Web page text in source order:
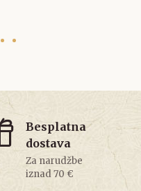
Besplatna
dostava
Za narudžbe
iznad 70 €